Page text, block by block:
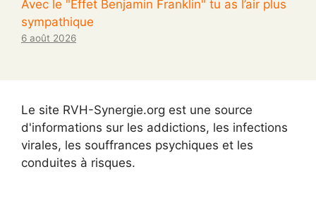
Avec le "Effet Benjamin Franklin" tu as l’air plus
sympathique
6 août 2026
Le site RVH-Synergie.org est une source
d'informations sur les addictions, les infections
virales, les souffrances psychiques et les
conduites à risques.